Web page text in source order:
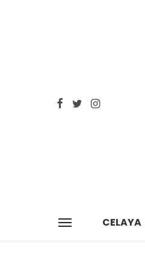
CELAYA